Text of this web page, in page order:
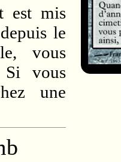
est mis
le
vous
vous
une